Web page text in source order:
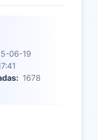
06-19
1678